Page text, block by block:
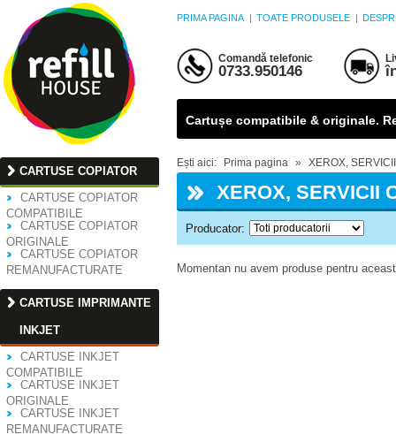
PRIMA PAGINA | TOATE PRODUSELE |
Comandă telefonic
0733.950146
Cartușe compatibile & originale.
CARTUSE COPIATOR
CARTUSE COPIATOR
COMPATIBILE
CARTUSE COPIATOR
ORIGINALE
CARTUSE COPIATOR
REMANUFACTURATE
CARTUSE IMPRIMANTE
INKJET
CARTUSE INKJET
COMPATIBILE
CARTUSE INKJET
ORIGINALE
CARTUSE INKJET
REMANUFACTURATE
Ești aici: Prima pagina » XEROX,
XEROX, SERVICII
Producator:
Momentan nu avem produse pentru